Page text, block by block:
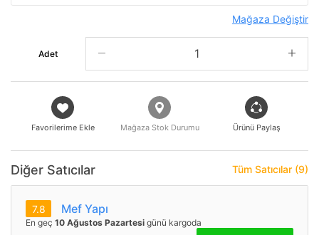
Mağaza Değiştir
Adet
Favorilerime Ekle Mağaza Stok Durumu Ürünü Paylaş
Diğer Satıcılar Tüm Satıcılar (9)
7.8 Mef Yapı
En geç 10 Ağustos Pazartesi günü kargoda